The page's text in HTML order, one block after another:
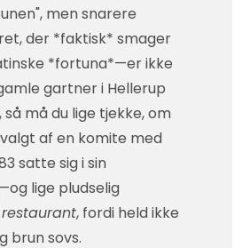
men snarere
der *faktisk* smager
*fortuna*—er ikke
gartner i Hellerup
må du lige tjekke, om
af en komite med
satte sig i sin
lige pludselig
, fordi held ikke
brun sovs.